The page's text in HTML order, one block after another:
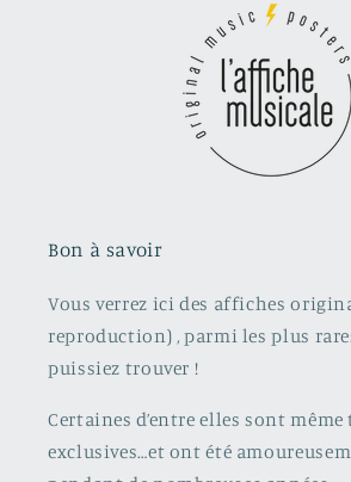
Bon à savoir
Vous verrez ici des affiches
reproduction) , parmi les plus
puissiez trouver !
Certaines d’entre elles sont
exclusives…et ont été